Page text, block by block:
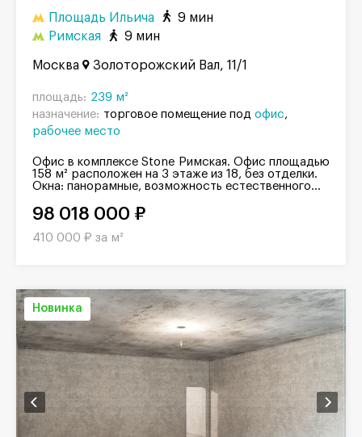
Площадь Ильича
9 мин
Римская
9 мин
Москва Золоторожский Вал, 11/1
площадь: 239 м²
назначение: торговое помещение под офис
рабочее место
Офис в комплексе Stone Римская. Офис площадью
158 м² расположен на 3 этаже из 18, без отделки.
Окна: панорамные, возможность естественного...
98 018 000 ₽
410 000 ₽ за м²
Новинка